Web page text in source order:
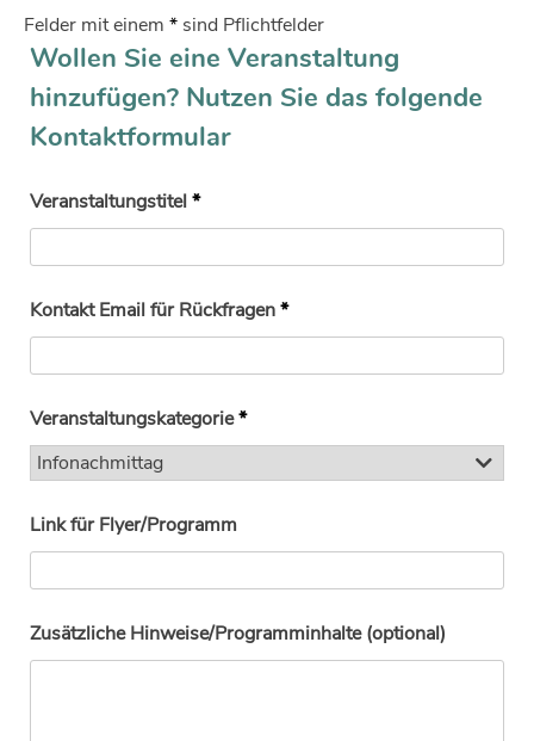
Felder mit einem * sind Pflichtfelder
Wollen Sie eine Veranstaltung
hinzufügen? Nutzen Sie das folgende
Kontaktformular
Veranstaltungstitel*
Kontakt Email für Rückfragen*
Veranstaltungskategorie*
Link für Flyer/Programm
Zusätzliche Hinweise/Programminhalte (optional)